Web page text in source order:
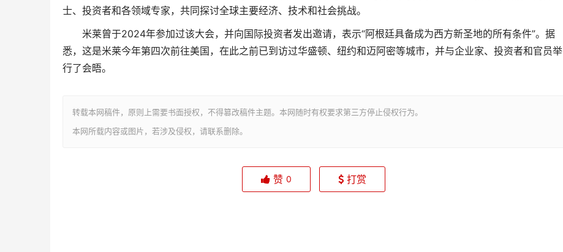
士、投资者和各领域专家，共同探讨全球主要经济、技术和社会挑战。
米莱曾于2024年参加过该大会，并向国际投资者发出邀请，表示“阿根廷具备成为西方新圣地的所有条件”。据
悉，这是米莱今年第四次前往美国，在此之前已到访过华盛顿、纽约和迈阿密等城市，并与企业家、投资者和官员举
行了会晤。
转载本网稿件，原则上需要书面授权，不得篡改稿件主题。本网随时有权要求第三方停止侵权行为。
本网所载内容或图片，若涉及侵权，请联系删除。
赞 0 打赏